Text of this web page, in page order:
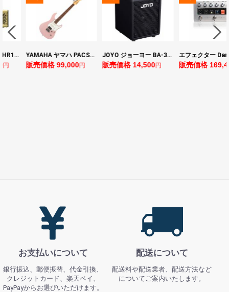
ヤマハ YAMAHA THR10II 小型ギターアンプ
円
YAMAHA ヤマハ PACS+12 ASP Pacifica Standard Plus パシフィカスタンダードプラス エレキギター
販売価格 99,000円
JOYO ジョーヨー BA-30 VIBE CUBE BLK 30W 小型ベースアンプ Bluetooth+OTGオーディオI/F搭載
販売価格 14,500円 販売価格
お支払いについて
銀行振込、郵便振替、代金引換、
クレジットカード、楽天ペイ、
PayPayからお選びいただけます。
配送について
配送料や配送業者、配送方法など
についてご案内いたします。